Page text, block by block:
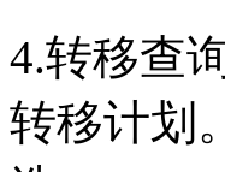
4.转移查
转移计划